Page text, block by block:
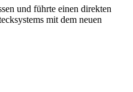
und führte einen direkten
mit dem neuen